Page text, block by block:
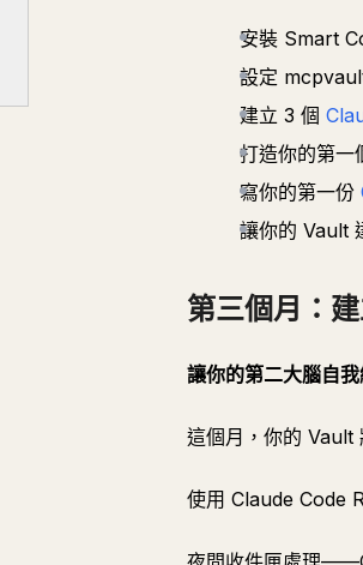
區分出優秀與普通第二大腦架構師的三件事
安裝 Smart
設定
建立 3 個
打造你的第
寫你的第一份
讓你的 Vault
第三個月：
讓你的第二大腦自
這個月，你的 Vault
使用 Claude Code